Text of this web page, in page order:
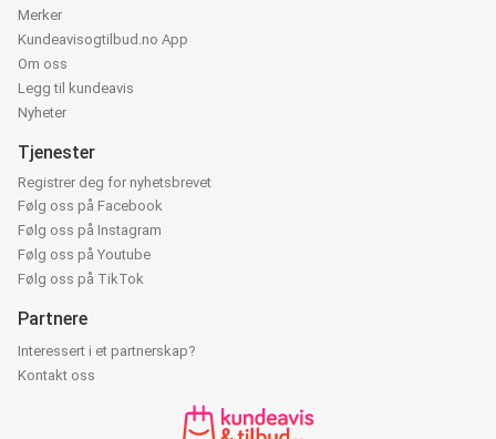
Merker
Kundeavisogtilbud.no App
Om oss
Legg til kundeavis
Nyheter
Tjenester
Registrer deg for nyhetsbrevet
Følg oss på Facebook
Følg oss på Instagram
Følg oss på Youtube
Følg oss på TikTok
Partnere
Interessert i et partnerskap?
Kontakt oss